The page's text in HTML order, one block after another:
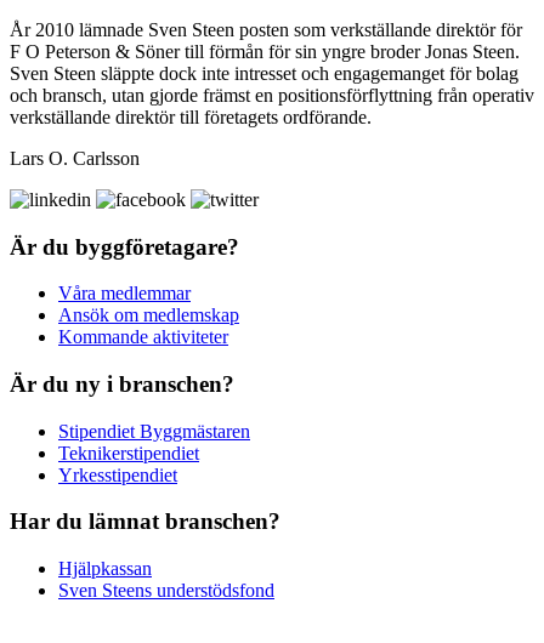
År 2010 lämnade Sven Steen posten som verkställande direktör för
F O Peterson & Söner till förmån för sin yngre broder Jonas Steen.
Sven Steen släppte dock inte intresset och engagemanget för bolag
och bransch, utan gjorde främst en positionsförflyttning från operativ
verkställande direktör till företagets ordförande.
Lars O. Carlsson
Är du byggföretagare?
Våra medlemmar
Ansök om medlemskap
Kommande aktiviteter
Är du ny i branschen?
Stipendiet Byggmästaren
Teknikerstipendiet
Yrkesstipendiet
Har du lämnat branschen?
Hjälpkassan
Sven Steens understödsfond